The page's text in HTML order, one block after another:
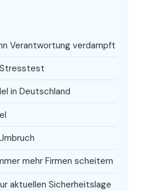
Verantwortung verdampft
Stresstest
in Deutschland
mehr Firmen scheitern
aktuellen Sicherheitslage